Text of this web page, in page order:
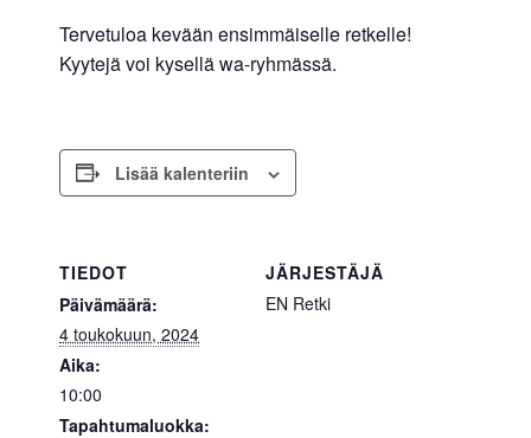
Tervetuloa kevään ensimmäiselle retkelle!
Kyytejä voi kysellä wa-ryhmässä.
Lisää kalenteriin
TIEDOT
Päivämäärä:
4 toukokuun, 2024
Aika:
10:00
Tapahtumaluokka:
JÄRJESTÄJÄ
EN Retki